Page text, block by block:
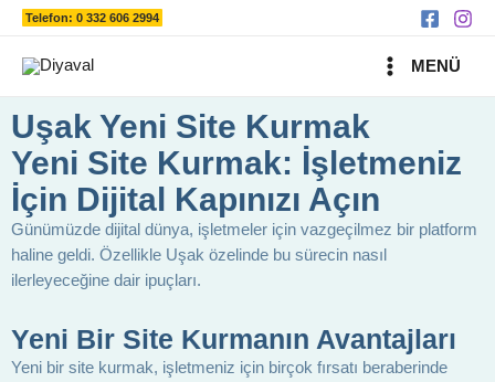
İçeriğeTelefon: 0 332 606 2994
MAIN
MENÜ
Uşak Yeni Site Kurmak
Yeni Site Kurmak: İşletmeniz
İçin Dijital Kapınızı Açın
Günümüzde dijital dünya, işletmeler için vazgeçilmez bir platform
haline geldi. Özellikle Uşak özelinde bu sürecin nasıl
ilerleyeceğine dair ipuçları.
Yeni Bir Site Kurmanın Avantajları
Yeni bir site kurmak, işletmeniz için birçok fırsatı beraberinde
Ara